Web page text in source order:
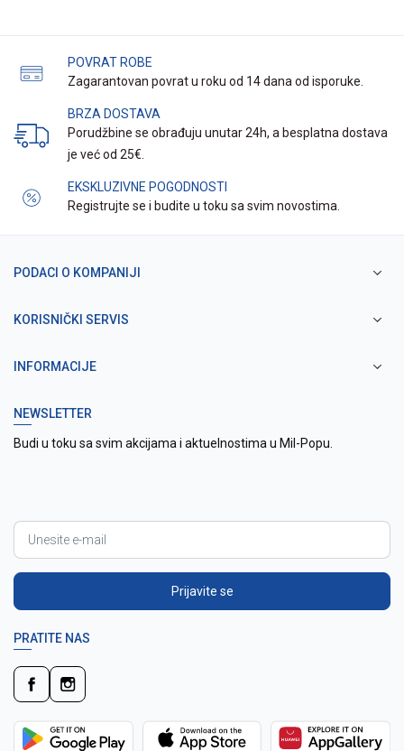
POVRAT ROBE
Zagarantovan povrat u roku od 14 dana od isporuke.
BRZA DOSTAVA
Porudžbine se obrađuju unutar 24h, a besplatna dostava
je već od 25€.
EKSKLUZIVNE POGODNOSTI
Registrujte se i budite u toku sa svim novostima.
PODACI O KOMPANIJI
KORISNIČKI SERVIS
INFORMACIJE
NEWSLETTER
Budi u toku sa svim akcijama i aktuelnostima u Mil-Popu.
Prijavite se
PRATITE NAS